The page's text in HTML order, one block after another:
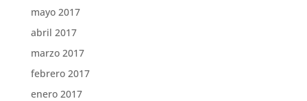
mayo 2017
abril 2017
marzo 2017
febrero 2017
enero 2017